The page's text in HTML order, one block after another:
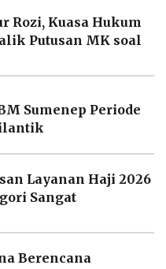
Rozi, Kuasa Hukum
Putusan MK soal
Sumenep Periode
Layanan Haji 2026
Sangat
Berencana